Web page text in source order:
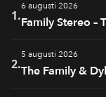
1.
6 augusti 2026
Family Stereo –
2.
5 augusti 2026
The Family &